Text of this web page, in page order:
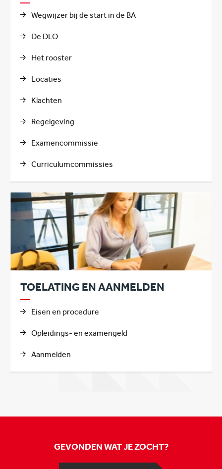
Wegwijzer bij de start in de BA
De DLO
Het rooster
Locaties
Klachten
Regelgeving
Examencommissie
Curriculumcommissies
TOELATING EN AANMELDEN
Eisen en procedure
Opleidings- en examengeld
Aanmelden
GEVONDEN WAT JE ZOCHT?